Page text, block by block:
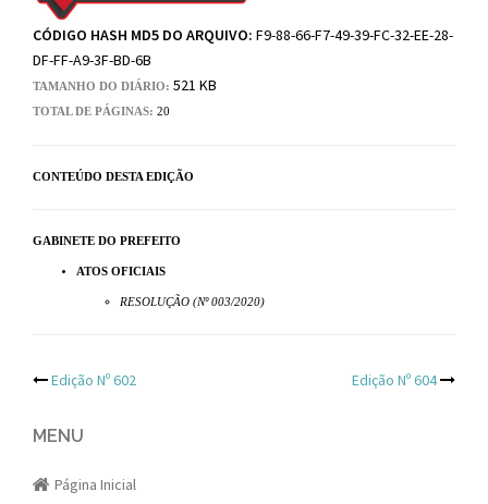
CÓDIGO HASH MD5 DO ARQUIVO: F9-88-66-F7-49-39-FC-32-EE-28-
DF-FF-A9-3F-BD-6B
TAMANHO DO DIÁRIO: 521 KB
TOTAL DE PÁGINAS: 20
CONTEÚDO DESTA EDIÇÃO
GABINETE DO PREFEITO
ATOS OFICIAIS
RESOLUÇÃO (Nº 003/2020)
Post
navigation
Edição Nº 602 Edição Nº 604
MENU
Página Inicial